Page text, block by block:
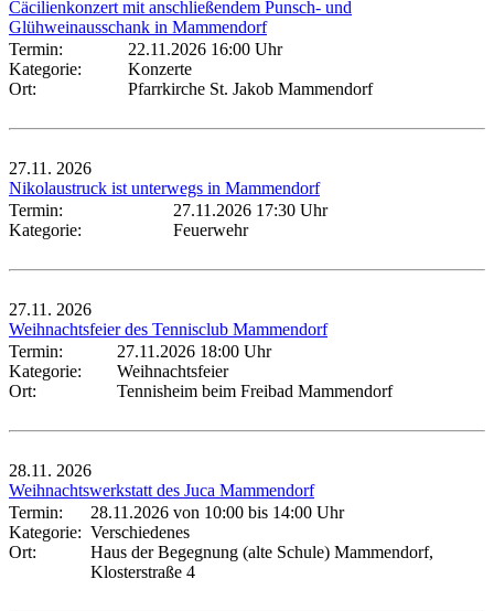
Cäcilienkonzert mit anschließendem Punsch- und
Glühweinausschank in Mammendorf
Termin:
22.11.2026 16:00 Uhr
Kategorie:
Konzerte
Ort:
Pfarrkirche St. Jakob Mammendorf
27.11. 2026
Nikolaustruck ist unterwegs in Mammendorf
Termin:
27.11.2026 17:30 Uhr
Kategorie:
Feuerwehr
27.11. 2026
Weihnachtsfeier des Tennisclub Mammendorf
Termin:
27.11.2026 18:00 Uhr
Kategorie:
Weihnachtsfeier
Ort:
Tennisheim beim Freibad Mammendorf
28.11. 2026
Weihnachtswerkstatt des Juca Mammendorf
Termin:
28.11.2026 von 10:00 bis 14:00 Uhr
Kategorie: Verschiedenes
Ort:
Haus der Begegnung (alte Schule) Mammendorf,
Klosterstraße 4